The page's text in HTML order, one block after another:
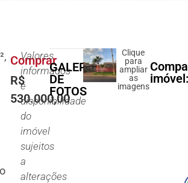
Comprar
R$
530.000,00
Valores
informados
e
disponibilidade
do
imóvel
sujeitos
a
alterações
GALERIA
DE
FOTOS
Clique
para
ampliar
as
imagens
imóvel: